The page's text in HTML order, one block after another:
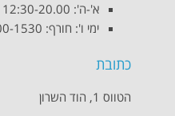
א'-ה': 12:30-20.00
ימי ו': חורף: 1200-1530, קיץ: 1200-18:00
כתובת
הטווס 1, הוד השרון